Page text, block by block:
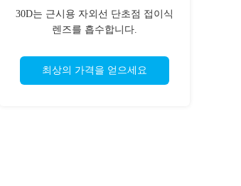
30D는 근시용 자외선 단초점 접이식
렌즈를 흡수합니다.
최상의 가격을 얻으세요